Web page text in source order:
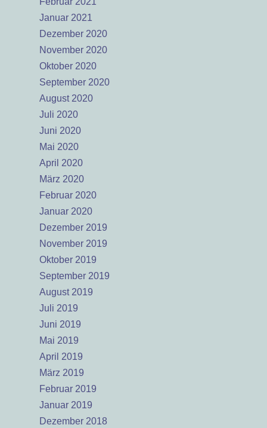
Januar 2021
Dezember 2020
November 2020
Oktober 2020
September 2020
August 2020
Juli 2020
Juni 2020
Mai 2020
April 2020
März 2020
Februar 2020
Januar 2020
Dezember 2019
November 2019
Oktober 2019
September 2019
August 2019
Juli 2019
Juni 2019
Mai 2019
April 2019
März 2019
Februar 2019
Januar 2019
Dezember 2018